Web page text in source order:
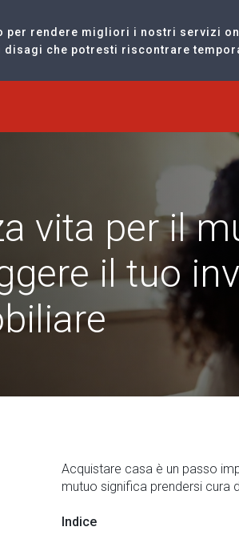
per rendere migliori i nostri servizi
disagi che potresti riscontrare
vita per il
il tuo
Acquistare casa è un passo
mutuo significa prendersi cura
Indice